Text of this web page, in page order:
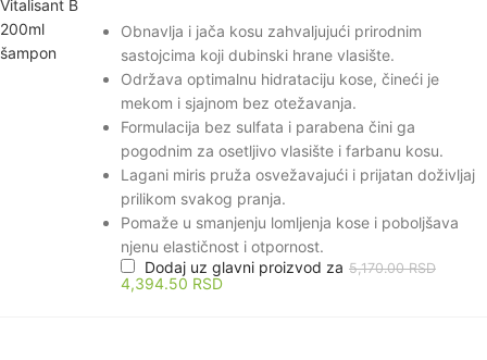
Obnavlja i jača kosu zahvaljujući prirodnim
sastojcima koji dubinski hrane vlasište.
Održava optimalnu hidrataciju kose, čineći je
mekom i sjajnom bez otežavanja.
Formulacija bez sulfata i parabena čini ga
pogodnim za osetljivo vlasište i farbanu kosu.
Lagani miris pruža osvežavajući i prijatan doživljaj
prilikom svakog pranja.
Pomaže u smanjenju lomljenja kose i poboljšava
njenu elastičnost i otpornost.
Dodaj uz glavni proizvod za 5,170.00RSD
4,394.50 RSD